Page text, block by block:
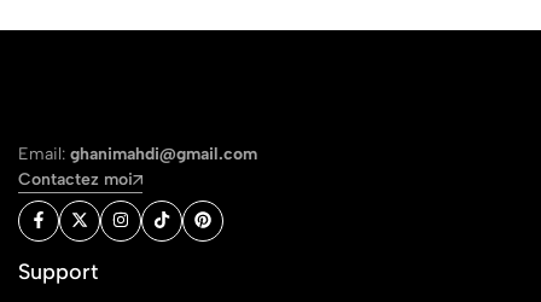
Email: ghanimahdi@gmail.com
Contactez moi
Support